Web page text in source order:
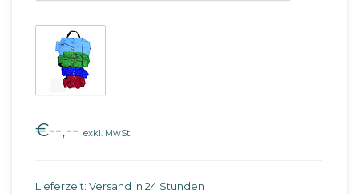
€--,-- exkl. MwSt.
Lieferzeit: Versand in 24 Stunden